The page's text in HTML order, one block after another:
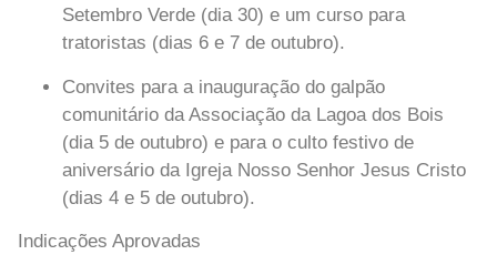
Setembro Verde (dia 30) e um curso para
tratoristas (dias 6 e 7 de outubro).
Convites para a inauguração do galpão
comunitário da Associação da Lagoa dos Bois
(dia 5 de outubro) e para o culto festivo de
aniversário da Igreja Nosso Senhor Jesus Cristo
(dias 4 e 5 de outubro).
Indicações Aprovadas